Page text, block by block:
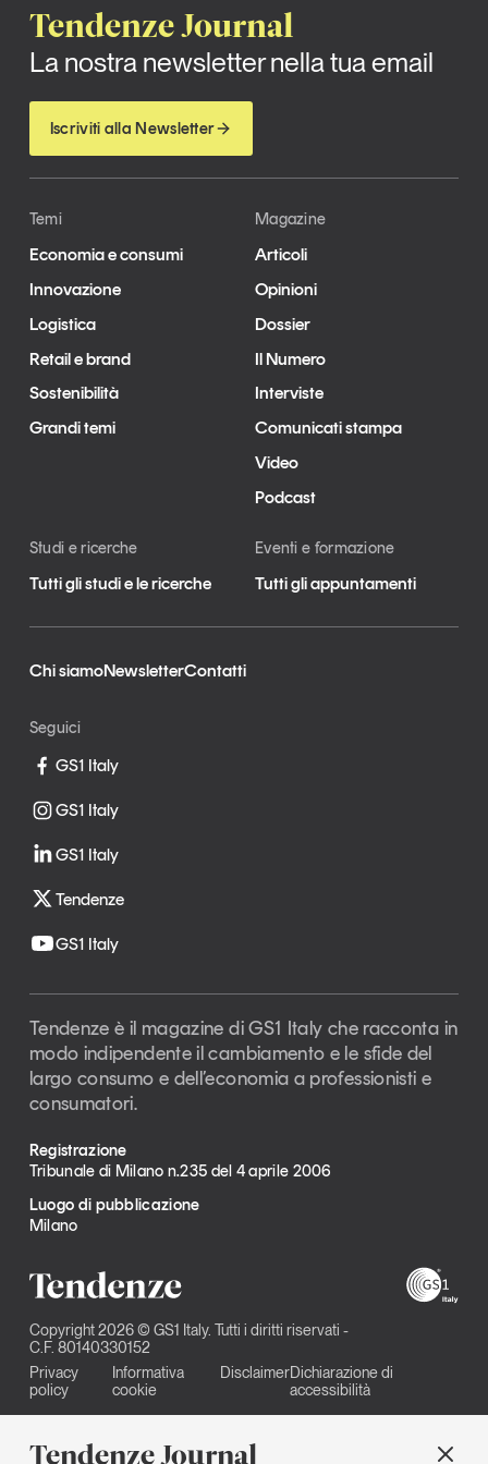
Tendenze Journal
Tendenze Journal
La nostra newsletter nella tua email
Iscriviti alla Newsletter
Temi
Economia e consumi
Innovazione
Logistica
Retail e brand
Sostenibilità
Grandi temi
Magazine
Articoli
Opinioni
Dossier
Il Numero
Interviste
Comunicati stampa
Video
Podcast
Studi e ricerche
Tutti gli studi e le ricerche
Eventi e formazione
Tutti gli appuntamenti
Chi siamoNewsletterContatti
Seguici
GS1 Italy
GS1 Italy
GS1 Italy
Tendenze
GS1 Italy
Tendenze è il magazine di GS1 Italy che racconta in
modo indipendente il cambiamento e le sfide del
largo consumo e dell’economia a professionisti e
consumatori.
Registrazione
Tribunale di Milano n.235 del 4 aprile 2006
Luogo di pubblicazione
Milano
Copyright 2026 © GS1 Italy. Tutti i diritti riservati -
C.F. 80140330152
Privacy
policy
Informativa
cookie
DisclaimerDichiarazione di
accessibilità